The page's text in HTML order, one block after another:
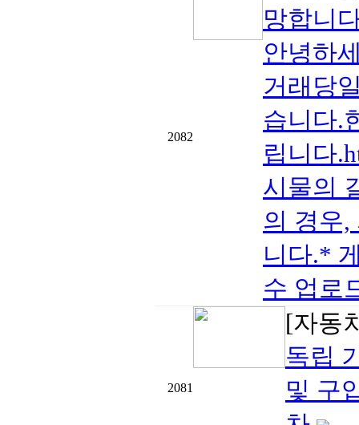
2082
망합니
안녕하
거래당
습니다.
립니다
시물의
의 경우,
니다.*
수 업로
2081
[자동
독립
및 구